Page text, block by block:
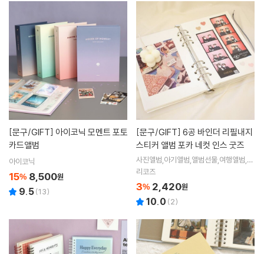
[문구/GIFT]
카드앨범
아이코닉
15% 8,500원
9.5(13)
[문구/GIFT]
스티커 앨범 포카 네컷 인스 굿즈
사진앨범,아기앨범,앨범선물,여행앨범,웨
딩앨범,인생네컷 앨범,초음파 앨범,포켓식
리코즈
3% 2,420원
10.0 (2)